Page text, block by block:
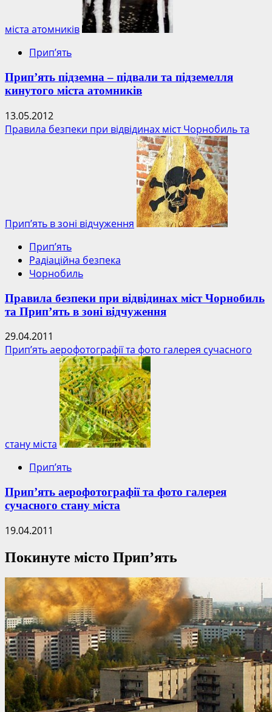
міста атомників
Прип’ять
Прип’ять підземна – підвали та підземелля
кинутого міста атомників
13.05.2012
Правила безпеки при відвідинах міст Чорнобиль та
Прип’ять в зоні відчуження
Прип’ять
Радіаційна безпека
Чорнобиль
Правила безпеки при відвідинах міст Чорнобиль
та Прип’ять в зоні відчуження
29.04.2011
Прип’ять аерофотографії та фото галерея сучасного
стану міста
Прип’ять
Прип’ять аерофотографії та фото галерея
сучасного стану міста
19.04.2011
Покинуте місто Прип’ять